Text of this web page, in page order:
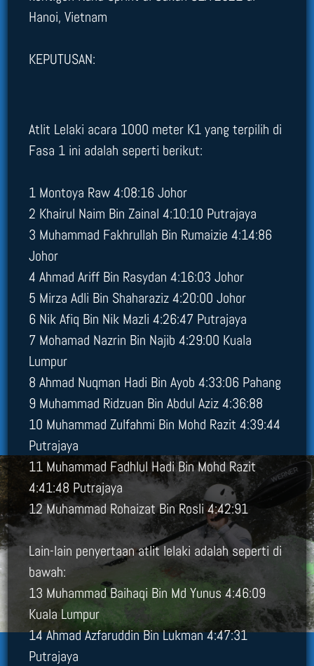
Hanoi, Vietnam
KEPUTUSAN:
Atlit Lelaki acara 1000 meter K1 yang terpilih di
Fasa 1 ini adalah seperti berikut:
1 Montoya Raw 4:08:16 Johor
2 Khairul Naim Bin Zainal 4:10:10 Putrajaya
3 Muhammad Fakhrullah Bin Rumaizie 4:14:86
Johor
4 Ahmad Ariff Bin Rasydan 4:16:03 Johor
5 Mirza Adli Bin Shaharaziz 4:20:00 Johor
6 Nik Afiq Bin Nik Mazli 4:26:47 Putrajaya
7 Mohamad Nazrin Bin Najib 4:29:00 Kuala
Lumpur
8 Ahmad Nuqman Hadi Bin Ayob 4:33:06 Pahang
9 Muhammad Ridzuan Bin Abdul Aziz 4:36:88
10 Muhammad Zulfahmi Bin Mohd Razit 4:39:44
Putrajaya
11 Muhammad Fadhlul Hadi Bin Mohd Razit
4:41:48 Putrajaya
12 Muhammad Rohaizat Bin Rosli 4:42:91
Lain-lain penyertaan atlit lelaki adalah seperti di
bawah:
13 Muhammad Baihaqi Bin Md Yunus 4:46:09
Kuala Lumpur
14 Ahmad Azfaruddin Bin Lukman 4:47:31
Putrajaya